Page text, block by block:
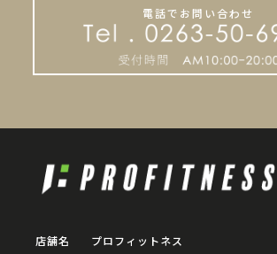
電話でお問い合わせ
店舗名
プロフィットネス